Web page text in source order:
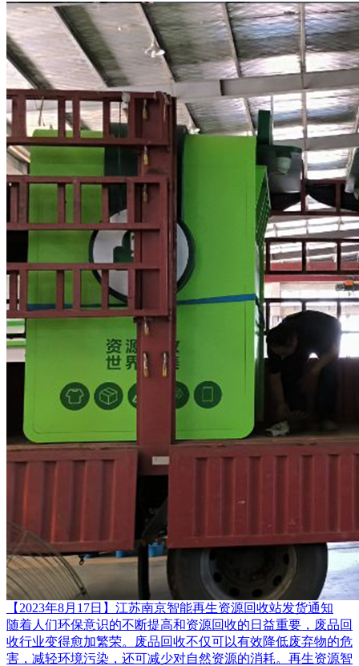
精品案例 中标公示 发货通知
【2023年8月17日】江苏南京智能再生资源回收站发货通知
随着人们环保意识的不断提高和资源回收的日益重要，废品回
收行业变得愈加繁荣。废品回收不仅可以有效降低废弃物的危
害，减轻环境污染，还可减少对自然资源的消耗。再生资源智